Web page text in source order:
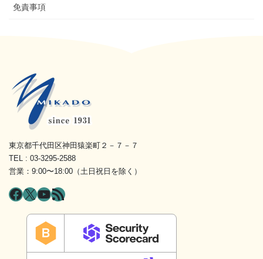
免責事項
東京都千代田区神田猿楽町２－７－７
TEL : 03-3295-2588
営業：9:00〜18:00（土日祝日を除く）
Facebook
X YouTube
RSS フィード